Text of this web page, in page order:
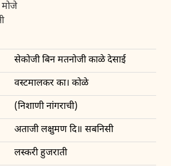
मोजे
सेकोजी बिन मतनोजी काळे देसाई
वस्टमालकर का। कोळे
(निशाणी नांगराची)
अताजी लक्षुमण दि॥ सबनिसी
लस्करी हुजराती